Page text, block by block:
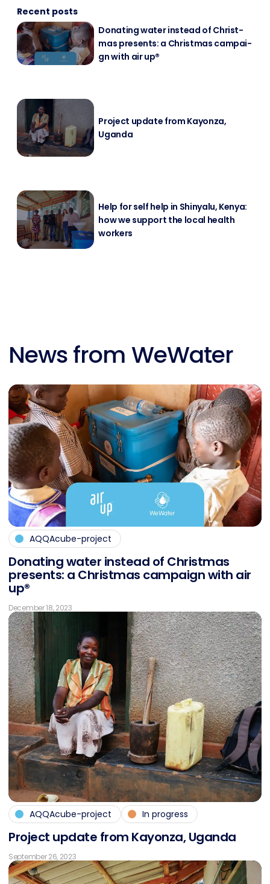
Recent posts
Do­na­ting wa­ter in­s­tead of Christ­
mas pres­ents: a Christ­mas cam­pai­
gn with air up®
Pro­ject up­date from Kayon­za,
Ugan­da
Help for self help in Shin­ya­lu, Ke­nya:
how we sup­port the lo­cal health
workers
News from WeWater
AQQAcube-project
Do­na­ting wa­ter in­s­tead of Christ­mas
pres­ents: a Christ­mas cam­pai­gn with air
up®
December 18, 2023
AQQAcube-project In progress
Pro­ject up­date from Kayon­za, Ugan­da
September 26, 2023